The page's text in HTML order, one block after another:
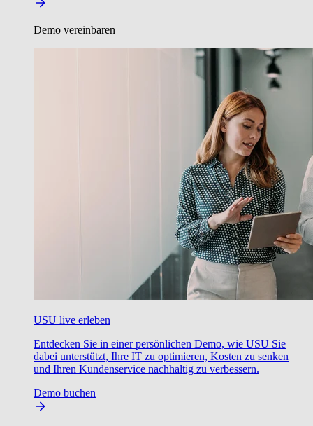
Demo vereinbaren
USU live erleben
Entdecken Sie in einer persönlichen Demo, wie USU Sie
dabei unterstützt, Ihre IT zu optimieren, Kosten zu senken
und Ihren Kundenservice nachhaltig zu verbessern.
Demo buchen